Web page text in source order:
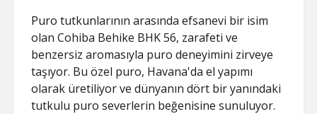
Puro tutkunlarının arasında efsanevi bir isim
olan Cohiba Behike BHK 56, zarafeti ve
benzersiz aromasıyla puro deneyimini zirveye
taşıyor. Bu özel puro, Havana'da el yapımı
olarak üretiliyor ve dünyanın dört bir yanındaki
tutkulu puro severlerin beğenisine sunuluyor.